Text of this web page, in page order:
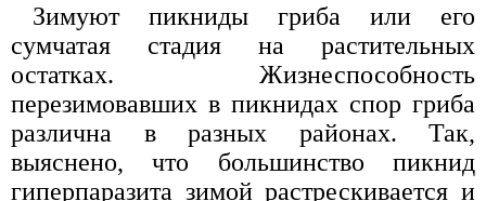
Зимуют пикниды гриба или его
сумчатая стадия на растительных
остатках. Жизнеспособность
перезимовавших в пикнидах спор гриба
различна в разных районах. Так,
выяснено, что большинство пикнид
гиперпаразита зимой растрескивается и